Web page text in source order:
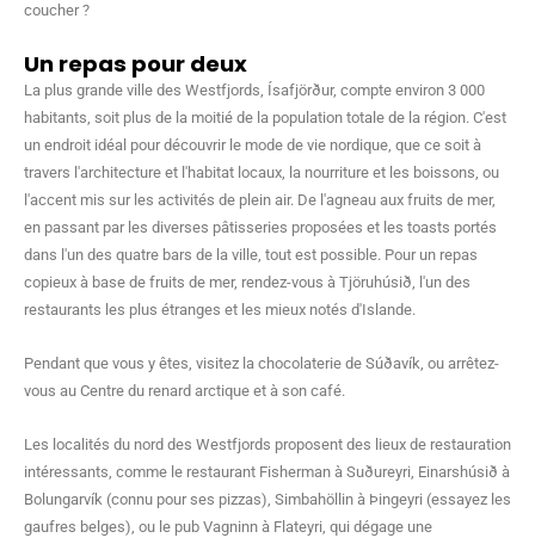
coucher ?
Un repas pour deux
La plus grande ville des Westfjords, Ísafjörður, compte environ 3 000
habitants, soit plus de la moitié de la population totale de la région. C'est
un endroit idéal pour découvrir le mode de vie nordique, que ce soit à
travers l'architecture et l'habitat locaux, la nourriture et les boissons, ou
l'accent mis sur les activités de plein air. De l'agneau aux fruits de mer,
en passant par les diverses pâtisseries proposées et les toasts portés
dans l'un des quatre bars de la ville, tout est possible. Pour un repas
copieux à base de fruits de mer, rendez-vous à Tjöruhúsið, l'un des
restaurants les plus étranges et les mieux notés d'Islande.
Pendant que vous y êtes, visitez la chocolaterie de Súðavík, ou arrêtez-
vous au Centre du renard arctique et à son café.
Les localités du nord des Westfjords proposent des lieux de restauration
intéressants, comme le restaurant Fisherman à Suðureyri, Einarshúsið à
Bolungarvík (connu pour ses pizzas), Simbahöllin à Þingeyri (essayez les
gaufres belges), ou le pub Vagninn à Flateyri, qui dégage une